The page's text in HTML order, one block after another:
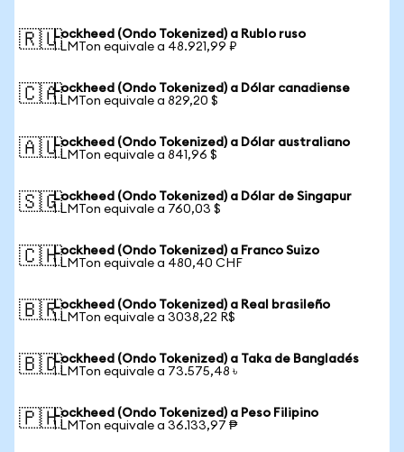
🇷🇺Lockheed (Ondo Tokenized) a Rublo ruso
1 LMTon equivale a 48.921,99 ₽
🇨🇦Lockheed (Ondo Tokenized) a Dólar canadiense
1 LMTon equivale a 829,20 $
🇦🇺Lockheed (Ondo Tokenized) a Dólar australiano
1 LMTon equivale a 841,96 $
🇸🇬Lockheed (Ondo Tokenized) a Dólar de Singapur
1 LMTon equivale a 760,03 $
🇨🇭Lockheed (Ondo Tokenized) a Franco Suizo
1 LMTon equivale a 480,40 CHF
🇧🇷Lockheed (Ondo Tokenized) a Real brasileño
1 LMTon equivale a 3038,22 R$
🇧🇩Lockheed (Ondo Tokenized) a Taka de Bangladés
1 LMTon equivale a 73.575,48 ৳
🇵🇭Lockheed (Ondo Tokenized) a Peso Filipino
1 LMTon equivale a 36.133,97 ₱